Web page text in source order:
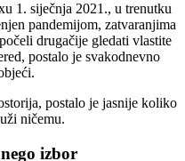
1. siječnja 2021., u trenutku
pandemijom, zatvaranjima
drugačije gledati vlastite
postalo je svakodnevno
postalo je jasnije koliko
ničemu.
izbor